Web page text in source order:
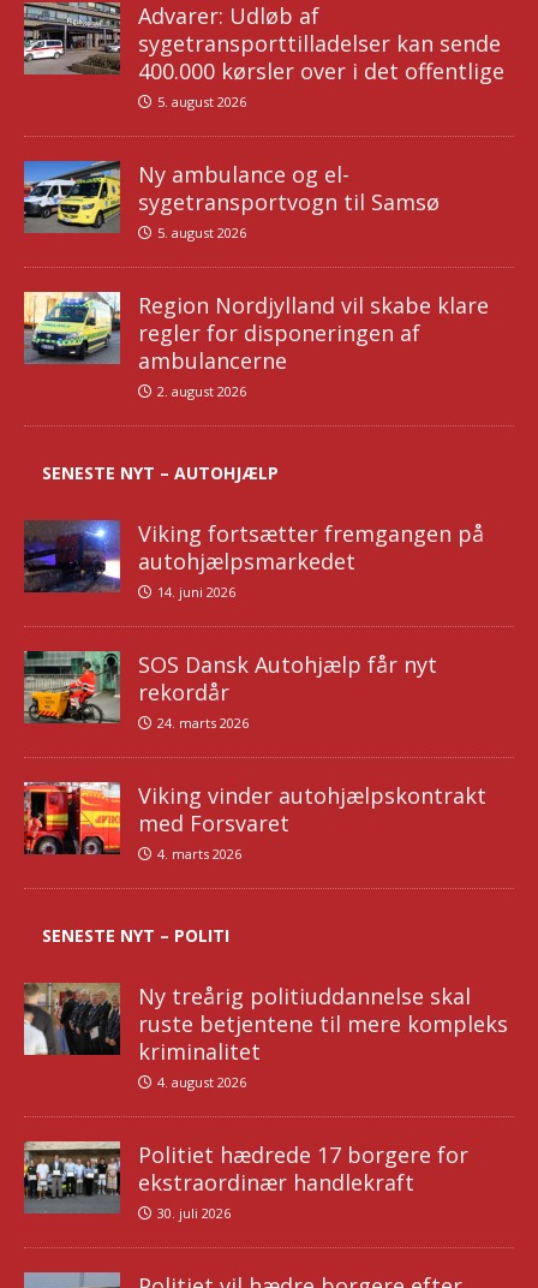
Advarer: Udløb af
sygetransporttilladelser kan sende
400.000 kørsler over i det offentlige
5. august 2026
Ny ambulance og el-
sygetransportvogn til Samsø
5. august 2026
Region Nordjylland vil skabe klare
regler for disponeringen af
ambulancerne
2. august 2026
SENESTE NYT – AUTOHJÆLP
Viking fortsætter fremgangen på
autohjælpsmarkedet
14. juni 2026
SOS Dansk Autohjælp får nyt
rekordår
24. marts 2026
Viking vinder autohjælpskontrakt
med Forsvaret
4. marts 2026
SENESTE NYT – POLITI
Ny treårig politiuddannelse skal
ruste betjentene til mere kompleks
kriminalitet
4. august 2026
Politiet hædrede 17 borgere for
ekstraordinær handlekraft
30. juli 2026